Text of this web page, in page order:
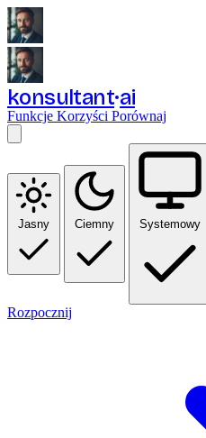
konsultant ai
Funkcje Korzyści Porównaj
Jasny Ciemny Systemowy
Rozpocznij